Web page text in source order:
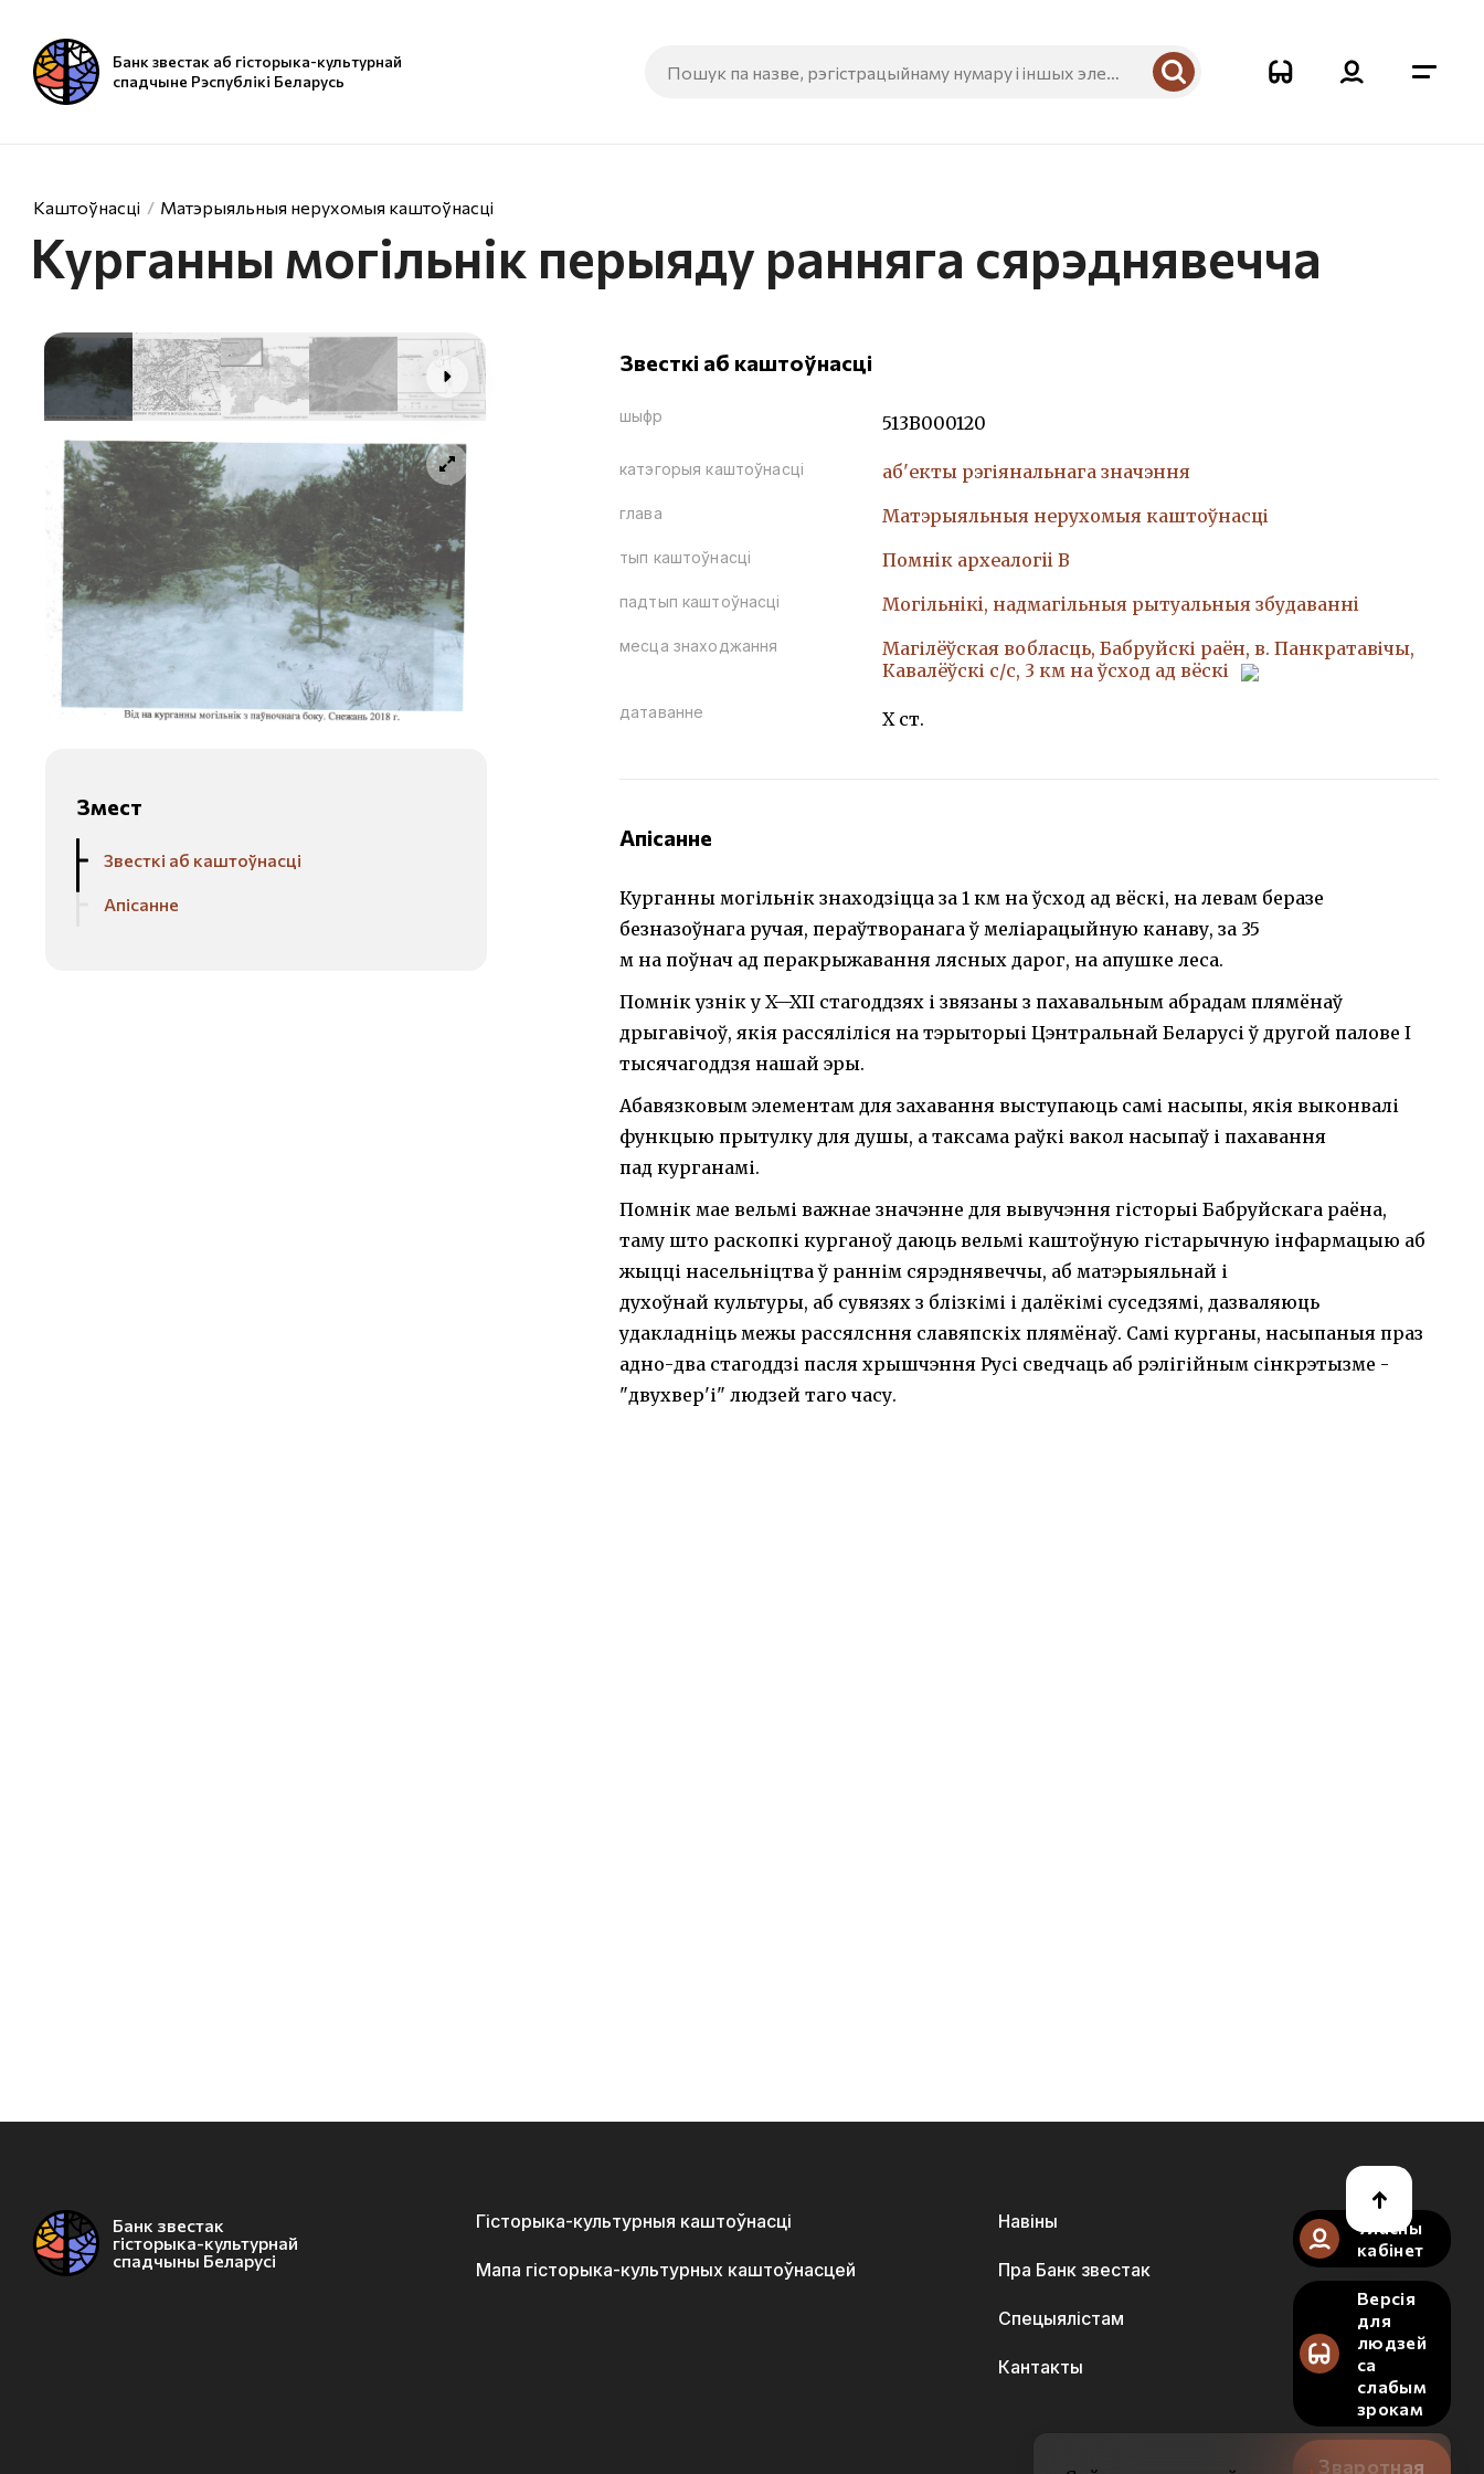
Банк звестак аб гісторыка-культурнай
спадчыне Рэспублікі Беларусь
Каштоўнасці Матэрыяльныя нерухомыя каштоўнасці
Курганны могільнік перыяду ранняга сярэднявечча
Змест
Звесткі аб каштоўнасці
Апісанне
Звесткі аб каштоўнасці
шыфр 513В000120
катэгорыя каштоўнасці аб'екты рэгіянальнага значэння
глава Матэрыяльныя нерухомыя каштоўнасці
тып каштоўнасці Помнiк археалогii В
падтып каштоўнасці Могiльнiкi, надмагiльныя рытуальныя збудаваннi
месца знаходжання
Магілёўская вобласць, Бабруйскі раён, в. Панкратавічы,
Кавалёўскі с/с, 3 км на ўсход ад вёскі
датаванне X ст.
Апісанне
Курганны могільнік знаходзіцца за 1 км на ўсход ад вёскі, на левам беразе
безназоўнага ручая, пераўтворанага ў меліарацыйную канаву, за 35
м на поўнач ад перакрыжавання лясных дарог, на апушке леса.
Помнік узнік у X—XII стагоддзях і звязаны з пахавальным абрадам плямёнаў
дрыгавічоў, якія рассяліліся на тэрыторыі Цэнтральнай Беларусі ў другой палове I
тысячагоддзя нашай эры.
Абавязковым элементам для захавання выступаюць самі насыпы, якія выконвалі
функцыю прытулку для душы, а таксама раўкі вакол насыпаў і пахавання
пад курганамі.
Помнік мае вельмі важнае значэнне для вывучэння гісторыі Бабруйскага раёна,
таму што раскопкі курганоў даюць вельмі каштоўную гістарычную інфармацыю аб
жыцці насельніцтва ў раннім сярэднявеччы, аб матэрыяльнай і
духоўнай культуры, аб сувязях з блізкімі і далёкімі суседзямі, дазваляюць
удакладніць межы рассялсння славяпскіх плямёнаў. Самі курганы, насыпаныя праз
адно-два стагоддзі пасля хрышчэння Русі сведчаць аб рэлігійным сінкрэтызме -
"двухвер'і" людзей таго часу.
Банк звестак
гісторыка-культурнай
спадчыны Беларусі
Гісторыка-культурныя каштоўнасці
Мапа гісторыка-культурных каштоўнасцей
Навіны
Пра Банк звестак
Спецыялістам
Кантакты
Уласны
кабінет
Версія
для
людзей
са
слабым
зрокам
Зваротная